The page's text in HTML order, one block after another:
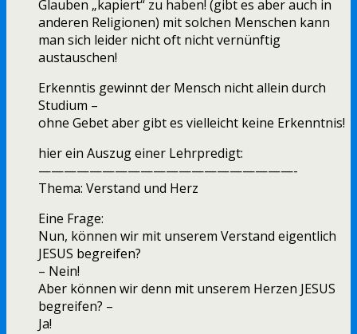
Glauben „kapiert“ zu haben! (gibt es aber auch in
anderen Religionen) mit solchen Menschen kann
man sich leider nicht oft nicht vernünftig
austauschen!
Erkenntis gewinnt der Mensch nicht allein durch
Studium –
ohne Gebet aber gibt es vielleicht keine Erkenntnis!
hier ein Auszug einer Lehrpredigt:
————————————————————-
Thema: Verstand und Herz
Eine Frage:
Nun, können wir mit unserem Verstand eigentlich
JESUS begreifen?
– Nein!
Aber können wir denn mit unserem Herzen JESUS
begreifen? –
Ja!